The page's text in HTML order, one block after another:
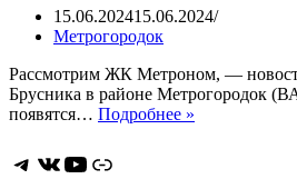
15.06.202415.06.2024
Метрогородок
Рассмотрим ЖК Метроном, —
Брусника в районе Метрогородок
появятся… Подробнее »
Telegram
ВКонтакте
YouTube
Ссылка